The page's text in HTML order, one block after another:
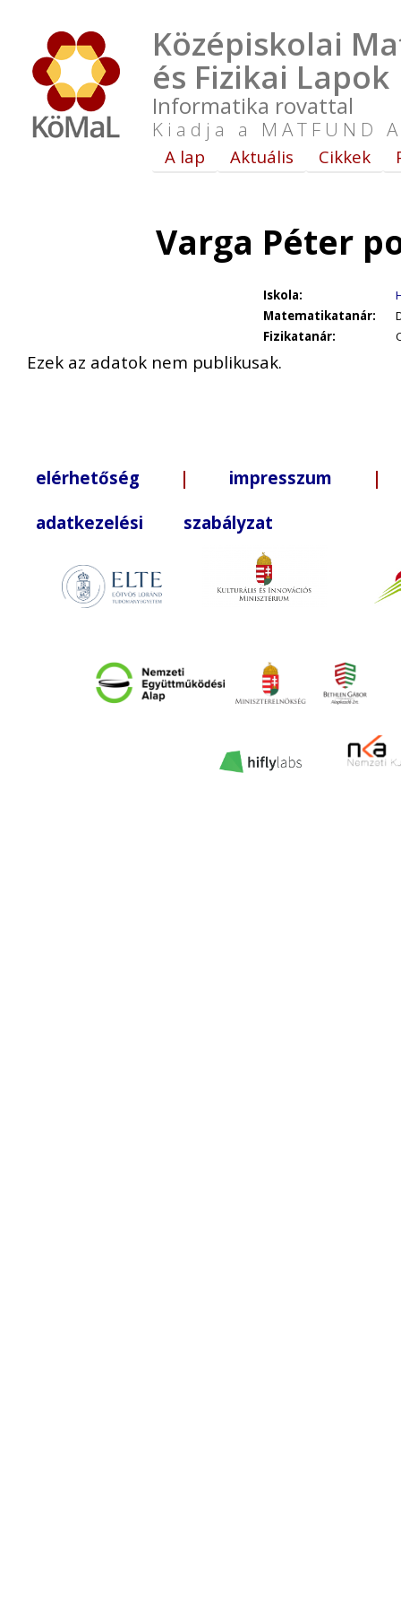
Középiskolai
és Fizikai Lapok
Informatika rovattal
Kiadja a MATFUND
A lap Aktuális Cikkek
Varga Péter
Iskola:
Matematikatanár:
Fizikatanár:
Ezek az adatok nem publikusak.
elérhetőség | impresszum |
adatkezelési szabályzat